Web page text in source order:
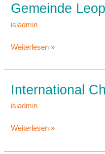
Gemeinde
isiadmin
Evangelikale
Gemeinde
Weiterlesen »
International
isiadmin
International
of
Weiterlesen »